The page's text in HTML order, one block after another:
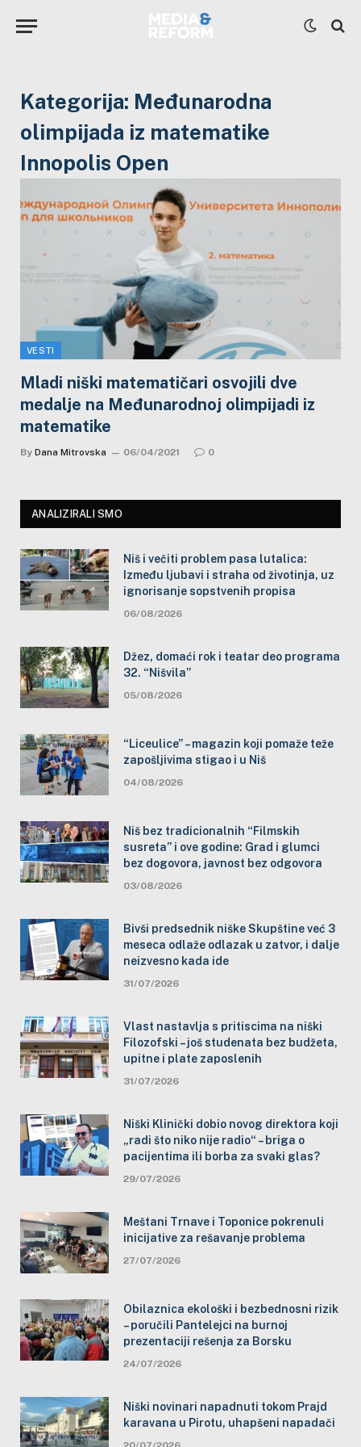
Kategorija: Međunarodna
olimpijada iz matematike
Innopolis Open
VESTI
Mladi niški matematičari osvojili dve
medalje na Međunarodnoj olimpijadi iz
matematike
By Dana Mitrovska 06/04/2021 0
ANALIZIRALI SMO
Niš i večiti problem pasa lutalica:
Između ljubavi i straha od životinja, uz
ignorisanje sopstvenih propisa
06/08/2026
Džez, domaći rok i teatar deo programa
32. “Nišvila”
05/08/2026
“Liceulice” – magazin koji pomaže teže
zapošljivima stigao i u Niš
04/08/2026
Niš bez tradicionalnih “Filmskih
susreta” i ove godine: Grad i glumci
bez dogovora, javnost bez odgovora
03/08/2026
Bivši predsednik niške Skupštine već 3
meseca odlaže odlazak u zatvor, i dalje
neizvesno kada ide
31/07/2026
Vlast nastavlja s pritiscima na niški
Filozofski – još studenata bez budžeta,
upitne i plate zaposlenih
31/07/2026
Niški Klinički dobio novog direktora koji
„radi što niko nije radio“ – briga o
pacijentima ili borba za svaki glas?
29/07/2026
Meštani Trnave i Toponice pokrenuli
inicijative za rešavanje problema
27/07/2026
Obilaznica ekološki i bezbednosni rizik
– poručili Pantelejci na burnoj
prezentaciji rešenja za Borsku
24/07/2026
Niški novinari napadnuti tokom Prajd
karavana u Pirotu, uhapšeni napadači